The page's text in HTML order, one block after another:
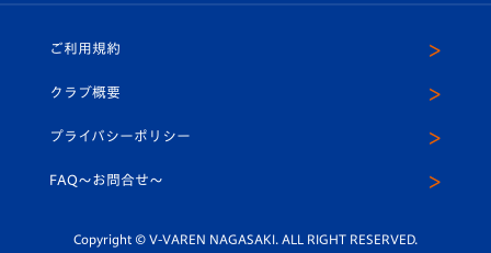
ホームタウン
平和祈念活動
ホームタウン活動
U-18
スクール
ヴィヴィくんインスタグラム
公式LINE＠
ご利用規約
クラブ概要
プライバシーポリシー
FAQ〜お問合せ〜
Copyright © V-VAREN NAGASAKI. ALL RIGHT RESERVED.